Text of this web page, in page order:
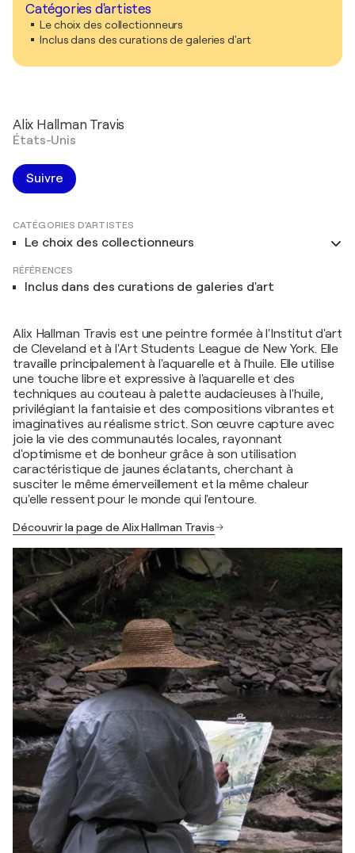
Catégories d'artistes
Le choix des collectionneurs
Inclus dans des curations de galeries d'art
Alix Hallman Travis
États-Unis
Suivre
CATÉGORIES D'ARTISTES
Le choix des collectionneurs
RÉFÉRENCES
Inclus dans des curations de galeries d'art
Alix Hallman Travis est une peintre formée à l'Institut d'art
de Cleveland et à l'Art Students League de New York. Elle
travaille principalement à l'aquarelle et à l'huile. Elle utilise
une touche libre et expressive à l'aquarelle et des
techniques au couteau à palette audacieuses à l'huile,
privilégiant la fantaisie et des compositions vibrantes et
imaginatives au réalisme strict. Son œuvre capture avec
joie la vie des communautés locales, rayonnant
d'optimisme et de bonheur grâce à son utilisation
caractéristique de jaunes éclatants, cherchant à
susciter le même émerveillement et la même chaleur
qu'elle ressent pour le monde qui l'entoure.
Découvrir la page de Alix Hallman Travis